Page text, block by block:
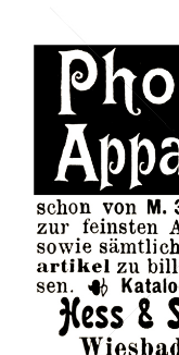
Hess & Sattler